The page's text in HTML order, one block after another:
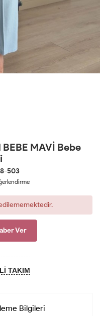
BEBE MAVİ Bebe
503
Ver
TAKIM
Bilgileri